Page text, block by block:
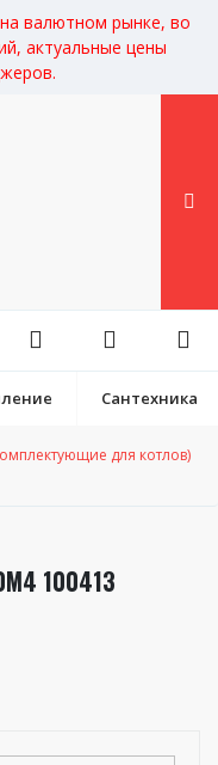
валютном рынке, во
актуальные цены
Сантехника
для котлов)
100413